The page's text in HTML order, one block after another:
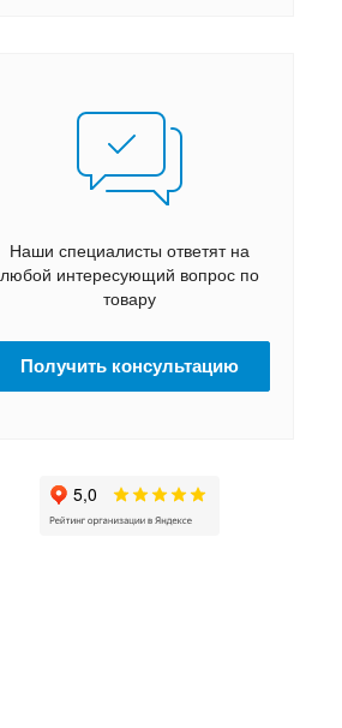
Наши специалисты ответят на
любой интересующий вопрос по
товару
Получить консультацию